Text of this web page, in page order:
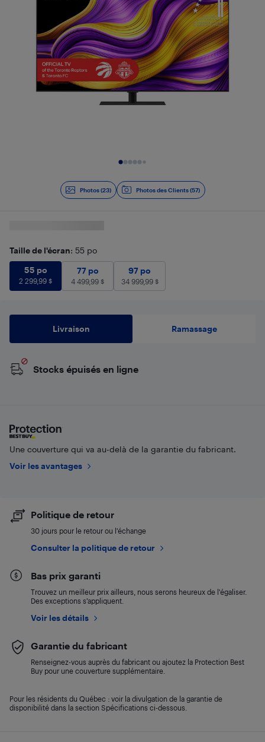
Photos (23) Photos des Clients (57)
Taille de l'écran: 55 po
55 po
2 299,99$
55 po
2 299,99 $
77 po 4 499,99$
77 po
4 499,99 $
97 po
97 po
34 999,99$
Livraison Ramassage
Stocks épuisés en ligne
Une couverture qui va au-delà de la garantie du fabricant.
Voir les avantages
Politique de retour
30 jours pour le retour ou l’échange
Consulter la politique de retour
Bas prix garanti
Trouvez un meilleur prix ailleurs, nous serons heureux de l’égaliser.
Des exceptions s’appliquent.
Voir les détails
Garantie du fabricant
Renseignez-vous auprès du fabricant ou ajoutez la Protection Best
Buy pour une couverture supplémentaire.
Pour les résidents du Québec : voir la divulgation de la garantie de
disponibilité dans la section Spécifications ci-dessous.